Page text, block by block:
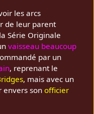
les arcs
de leur parent
Série Originale
vaisseau beaucoup
par un
, reprenant le
, mais avec un
envers sonofficier